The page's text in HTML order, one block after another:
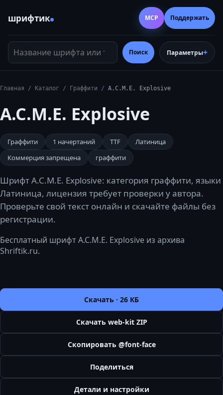
шрифтик
Название шрифта или тег
Поиск Параметры
MCP Поддержать
Главная / Каталог / Граффити / A.C.M.E. Explosive
A.C.M.E. Explosive
Граффити 1 начертаний TTF
Латиница
Коммерция запрещена
граффити
Шрифт A.C.M.E. Explosive: категория граффити, языки
Латиница, лицензия требует проверки у автора.
Проверьте свой текст онлайн и скачайте файлы без
регистрации.
Бесплатный шрифт A.C.M.E. Explosive из архива
Shriftik.ru.
Скачать · 26 КБ
Скачать web-kit ZIP
Скопировать @font-face
Поделиться
Детали и настройки